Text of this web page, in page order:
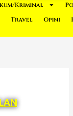
Kriminal
Travel Opini